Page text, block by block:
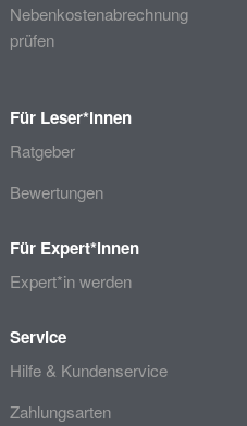
Nebenkostenabrechnung
prüfen
Für Leser*innen
Ratgeber
Bewertungen
Für Expert*innen
Expert*in werden
Service
Hilfe & Kundenservice
Zahlungsarten